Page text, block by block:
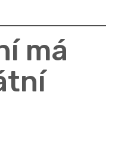
má